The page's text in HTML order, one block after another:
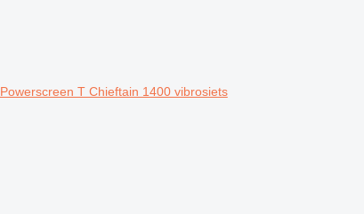
Powerscreen T Chieftain 1400 vibrosiets